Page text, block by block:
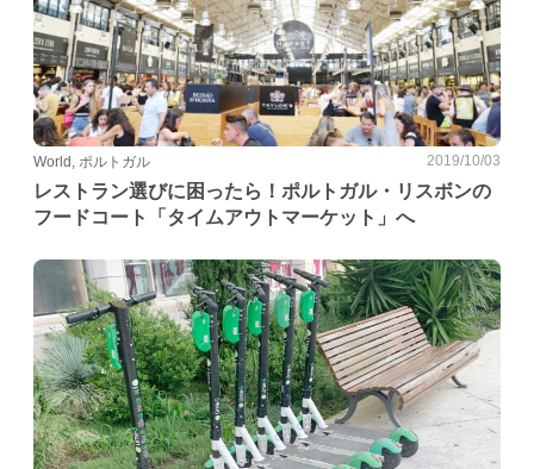
World, ポルトガル 2019/10/03
レストラン選びに困ったら！ポルトガル・リスボンの
フードコート「タイムアウトマーケット」へ